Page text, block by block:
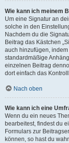
Wie kann ich meinem
Um eine Signatur an
solche in den
Nachdem du die
Beitrag das Kästchen
auch hinzufügen,
standardmäßige
einzelnen Beitrag
dort einfach das
Nach oben
Wie kann ich eine
Wenn du ein neues
bearbeitest, findest du
Formulars zur
können, so hast du